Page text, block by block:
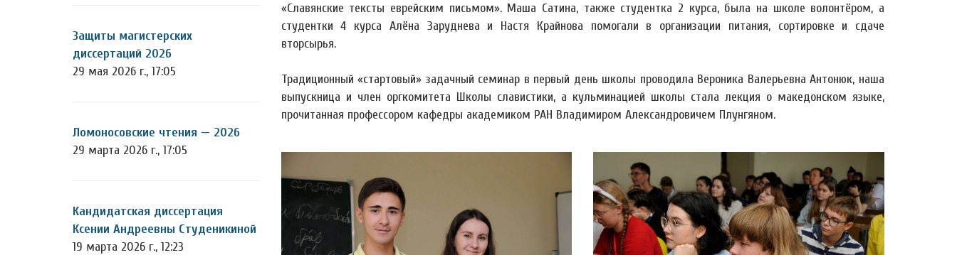
Защиты магистерских
диссертаций 2026
29 мая 2026 г., 17:05
Ломоносовские чтения — 2026
29 марта 2026 г., 17:05
Кандидатская диссертация
Ксении Андреевны Студеникиной
19 марта 2026 г., 12:23
«Славянские тексты еврейским письмом». Маша Сатина, также студентка 2 курса, была на школе волонтёром, а
студентки 4 курса Алёна Заруднева и Настя Крайнова помогали в организации питания, сортировке и сдаче
вторсырья.
Традиционный «стартовый» задачный семинар в первый день школы проводила Вероника Валерьевна Антонюк, наша
выпускница и член оргкомитета Школы славистики, а кульминацией школы стала лекция о македонском языке,
прочитанная профессором кафедры академиком РАН Владимиром Александровичем Плунгяном.